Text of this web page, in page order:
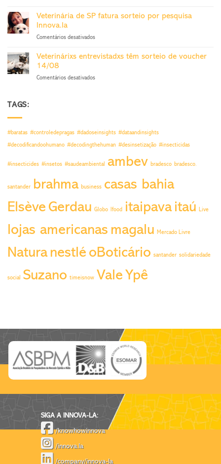
Pragas
O
Trabalho
voucher
Veterinária de SP fatura sorteio por pesquisa
Innova.la
Comentários desativadosem
sorteio
Veterinárixs entrevistadxs têm sorteio de voucher
14/08
Comentários desativadosem
14/08
TAGS:
#baratas #controledepragas #dadoseinsights #dataandinsights
#decodificandoohumano #decodingthehuman #desinsetização #insecticidas
#insecticides #insetos #saudeambiental ambev bradesco bradesco.
santander brahma business
casas bahia
Elsève Gerdau Globo Ifood itaipava itaú Live
lojas americanas magalu Mercado Livre
Natura nestlé oBoticário santander solidariedade
social Suzano timeisnow Vale Ypê
SIGA A INNOVA-LA:
/knowhowinnova
/innova.la
/company/innova-la